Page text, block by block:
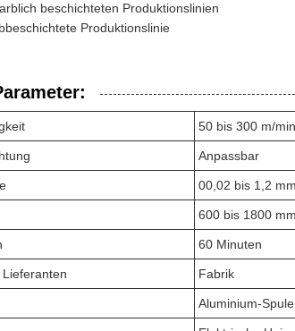
beschichteten Produktionslinien
Produktionslinie
50 bis 300 m/min
Anpassbar
00,02 bis 1,2 mm
600 bis 1800 mm
60 Minuten
Fabrik
Aluminium-